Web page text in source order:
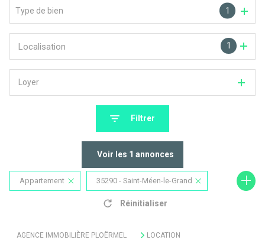
Type de bien 1
1
Localisation
Loyer
Filtrer
Voir les 1 annonces
Appartement 35290 - Saint-Méen-le-Grand
Réinitialiser
AGENCE IMMOBILIÈRE PLOËRMEL
LOCATION